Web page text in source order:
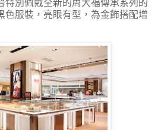
特別佩戴全新的周大福傳承系列的
色服裝，亮眼有型，為金飾搭配增